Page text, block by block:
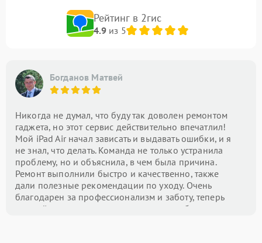
Рейтинг в 2гис
4.9из 5
Богданов Матвей
Никогда не думал, что буду так доволен ремонтом
гаджета, но этот сервис действительно впечатлил!
Мой iPad Air начал зависать и выдавать ошибки, и я
не знал, что делать. Команда не только устранила
проблему, но и объяснила, в чем была причина.
Ремонт выполнили быстро и качественно, также
дали полезные рекомендации по уходу. Очень
благодарен за профессионализм и заботу, теперь
это мой центр номер один для всех проблем с